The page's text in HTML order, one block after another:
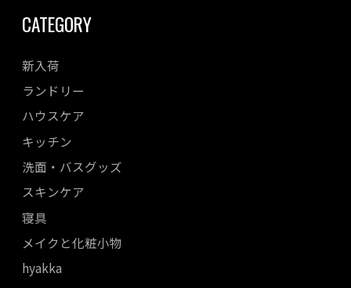
CATEGORY
新入荷
ランドリー
ハウスケア
キッチン
洗面・バスグッズ
スキンケア
寝具
メイクと化粧小物
hyakka